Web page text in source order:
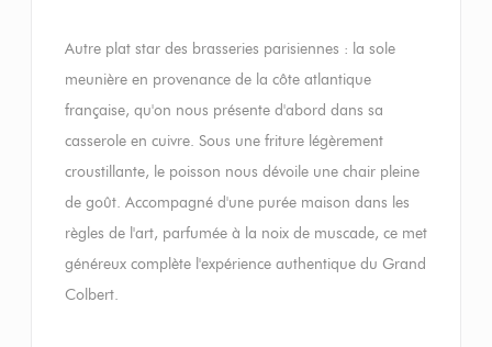
Autre plat star des brasseries parisiennes : la sole
meunière en provenance de la côte atlantique
française, qu'on nous présente d'abord dans sa
casserole en cuivre. Sous une friture légèrement
croustillante, le poisson nous dévoile une chair pleine
de goût. Accompagné d'une purée maison dans les
règles de l'art, parfumée à la noix de muscade, ce met
généreux complète l'expérience authentique du Grand
Colbert.